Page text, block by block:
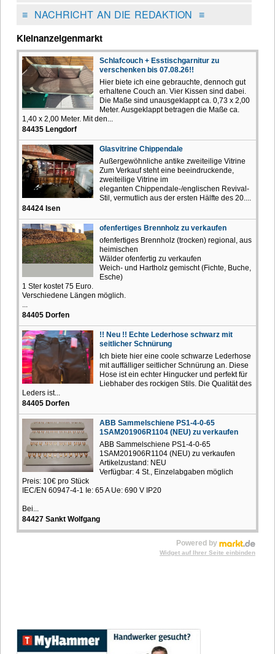
≡NACHRICHT AN DIE REDAKTION ≡
Kleinanzeigenmarkt
Schlafcouch + Esstischgarnitur zu
verschenken bis 07.08.26!!
Hier biete ich eine gebrauchte, dennoch gut
erhaltene Couch an. Vier Kissen sind dabei.
Die Maße sind unausgeklappt ca. 0,73 x 2,00
Meter. Ausgeklappt betragen die Maße ca.
1,40 x 2,00 Meter. Mit den...
84435 Lengdorf
Glasvitrine Chippendale
Außergewöhnliche antike zweiteilige Vitrine
Zum Verkauf steht eine beeindruckende,
zweiteilige Vitrine im
eleganten Chippendale-/englischen Revival-
Stil, vermutlich aus der ersten Hälfte des 20....
84424 Isen
ofenfertiges Brennholz zu verkaufen
ofenfertiges Brennholz (trocken) regional, aus
heimischen
Wälder ofenfertig zu verkaufen
Weich- und Hartholz gemischt (Fichte, Buche,
Esche)
1 Ster kostet 75 Euro.
Verschiedene Längen möglich.
84405 Dorfen
!! Neu !! Echte Lederhose schwarz mit
seitlicher Schnürung
Ich biete hier eine coole schwarze Lederhose
mit auffälliger seitlicher Schnürung an. Diese
Hose ist ein echter Hingucker und perfekt für
Liebhaber des rockigen Stils. Die Qualität des
Leders ist...
84405 Dorfen
ABB Sammelschiene PS1-4-0-65
1SAM201906R1104 (NEU) zu verkaufen
ABB Sammelschiene PS1-4-0-65
1SAM201906R1104 (NEU) zu verkaufen
Artikelzustand: NEU
Verfügbar: 4 St., Einzelabgaben möglich
Preis: 10€ pro Stück
IEC/EN 60947-4-1 Ie: 65 A Ue: 690 V IP20
Bei...
84427 Sankt Wolfgang
Powered by
Widget auf Ihrer Seite einbinden